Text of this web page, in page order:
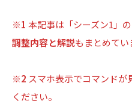
※1 本記事は「シーズン1」の
調整内容と解説もまとめてい
※2 スマホ表示でコマンドが
ください。